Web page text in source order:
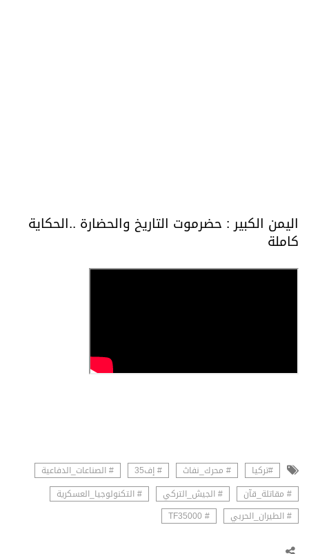
اليمن الكبير : حضرموت التاريخ والحضارة ..الحكاية
كاملة
#تركيا # محرك_نفاث # إف35
# الصناعات_الدفاعية
# مقاتلة_قآن
# الجيش_التركي
# التكنولوجيا_العسكرية
# الطيران_الحربي
# TF35000